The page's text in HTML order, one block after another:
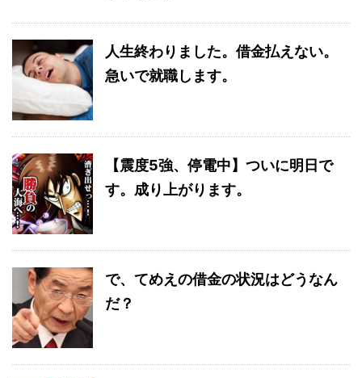
人生終わりました。借金払えない。
急いで就職します。
【震度5強、停電中】ついに明日で
す。成り上がります。
で、てめえの借金の状況はどうなん
だ？